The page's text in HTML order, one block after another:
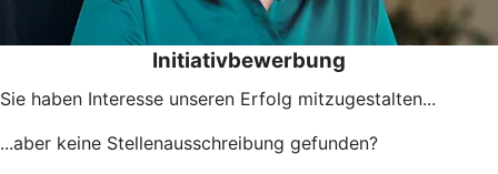
Initiativbewerbung
Sie haben Interesse unseren Erfolg mitzugestalten...
...aber keine Stellenausschreibung gefunden?